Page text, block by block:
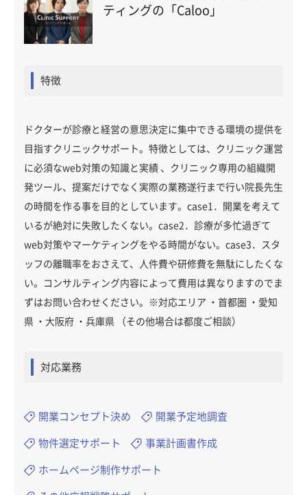
ティングの「Caloo」
特徴
ドクターが診療と経営の意思決定に集中できる環境の提供を
目指すクリニックサポート。特徴としては、クリニック運営
に必須なweb対策の知識と実績 、クリニック専用の組織開
発ツール、提案だけでなく実際の業務遂行まで行い院長先生
の時間を作る事を目的としています。case1．開業を考えて
いるが絶対に失敗したくない。case2．診療が多忙過ぎて
web対策やマーケティングをやる時間がない。case3．スタ
ッフの離職率をおさえて、人件費や研修費を無駄にしたくな
い。コンサルティング内容によって費用は異なりますのでま
ずはお問い合わせください。※対応エリア ・首都圏 ・愛知
県 ・大阪府 ・兵庫県 （その他場合は都度ご相談）
対応業務
開業コンセプト決め 開業予定地調査
物件選定サポート 事業計画書作成
ホームページ制作サポート